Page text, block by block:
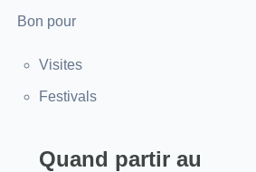
Bon pour
Visites
Festivals
Quand partir au